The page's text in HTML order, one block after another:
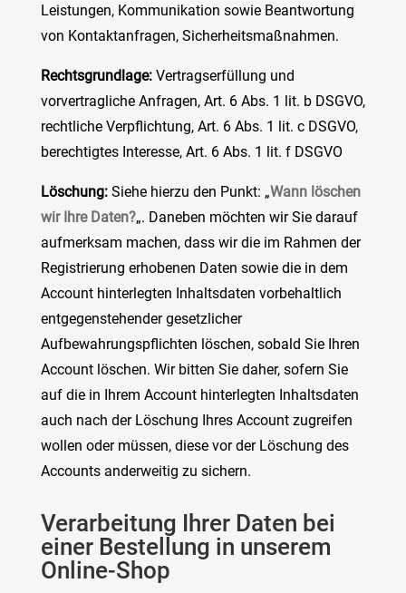
Leistungen, Kommunikation sowie Beantwortung
von Kontaktanfragen, Sicherheitsmaßnahmen.
Rechtsgrundlage:Vertragserfüllung und
vorvertragliche Anfragen, Art. 6 Abs. 1 lit. b DSGVO,
rechtliche Verpflichtung, Art. 6 Abs. 1 lit. c DSGVO,
berechtigtes Interesse, Art. 6 Abs. 1 lit. f DSGVO
Löschung:Siehe hierzu den Punkt: „Wann löschen
wir Ihre Daten?„. Daneben möchten wir Sie darauf
aufmerksam machen, dass wir die im Rahmen der
Registrierung erhobenen Daten sowie die in dem
Account hinterlegten Inhaltsdaten vorbehaltlich
entgegenstehender gesetzlicher
Aufbewahrungspflichten löschen, sobald Sie Ihren
Account löschen. Wir bitten Sie daher, sofern Sie
auf die in Ihrem Account hinterlegten Inhaltsdaten
auch nach der Löschung Ihres Account zugreifen
wollen oder müssen, diese vor der Löschung des
Accounts anderweitig zu sichern.
Verarbeitung Ihrer Daten bei
einer Bestellung in unserem
Online-Shop